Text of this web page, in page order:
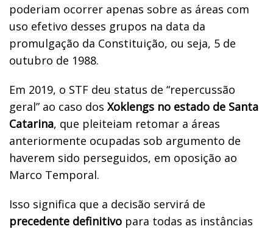
poderiam ocorrer apenas sobre as áreas com
uso efetivo desses grupos na data da
promulgação da Constituição, ou seja, 5 de
outubro de 1988.
Em 2019, o STF deu status de “repercussão
geral” ao caso dos Xoklengs no estado de Santa
Catarina, que pleiteiam retomar a áreas
anteriormente ocupadas sob argumento de
haverem sido perseguidos, em oposição ao
Marco Temporal.
Isso significa que a decisão servirá de
precedente definitivo para todas as instâncias